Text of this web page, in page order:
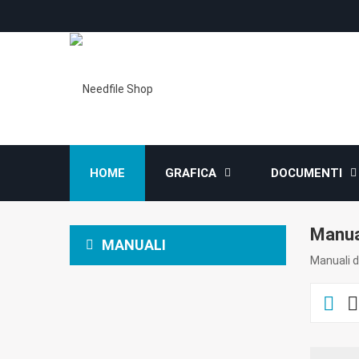
HOME GRAFICA DOCUMENTI
MANUALI
Manuali